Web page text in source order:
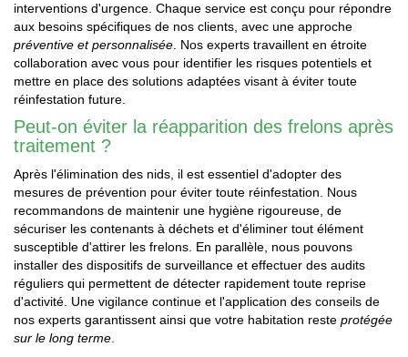
interventions d'urgence. Chaque service est conçu pour répondre
aux besoins spécifiques de nos clients, avec une approche
préventive et personnalisée. Nos experts travaillent en étroite
collaboration avec vous pour identifier les risques potentiels et
mettre en place des solutions adaptées visant à éviter toute
réinfestation future.
Peut-on éviter la réapparition des frelons après
traitement ?
Après l'élimination des nids, il est essentiel d'adopter des
mesures de prévention pour éviter toute réinfestation. Nous
recommandons de maintenir une hygiène rigoureuse, de
sécuriser les contenants à déchets et d'éliminer tout élément
susceptible d'attirer les frelons. En parallèle, nous pouvons
installer des dispositifs de surveillance et effectuer des audits
réguliers qui permettent de détecter rapidement toute reprise
d'activité. Une vigilance continue et l'application des conseils de
nos experts garantissent ainsi que votre habitation reste protégée
sur le long terme.